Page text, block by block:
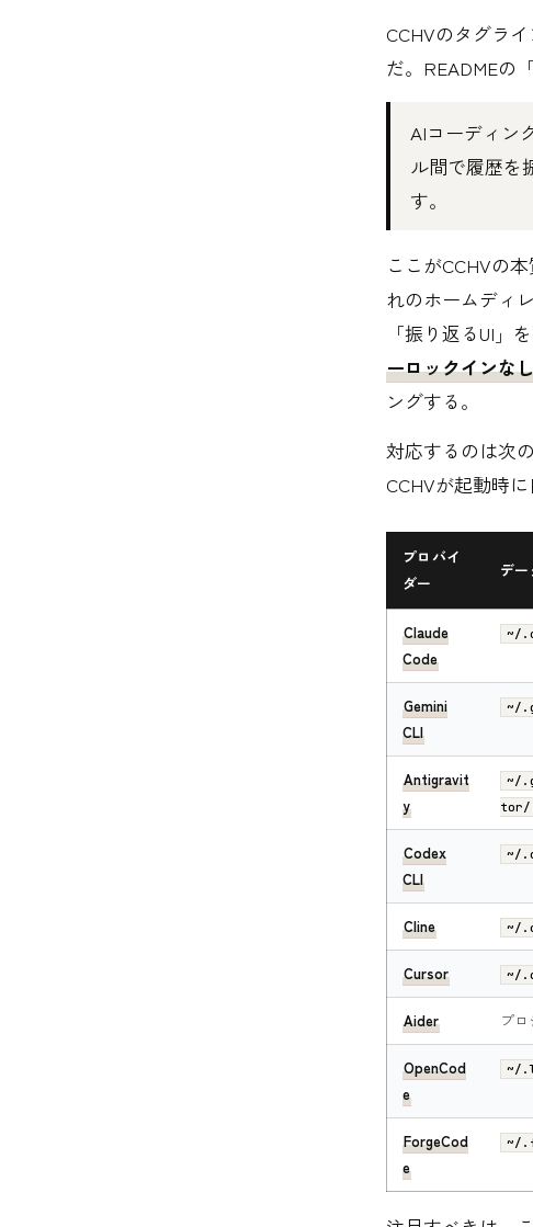
CCHVのタグラ
だ。READMEの
AIコーディン
ル間で履歴を
す。
ここがCCHVの
れのホームディ
「振り返るUI」
ーロックインな
ングする。
対応するのは次
CCHVが起動時
プロバイ
ダー
デ
Claude
Code
~/
Gemini
CLI
~/
Antigravit
y
~/
Codex
CLI
~/
Cline ~/
Cursor ~/
Aider プ
OpenCod
e
~/
ForgeCod
e
~/